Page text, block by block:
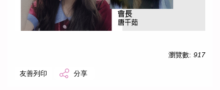
瀏覽數: 917
友善列印 分享